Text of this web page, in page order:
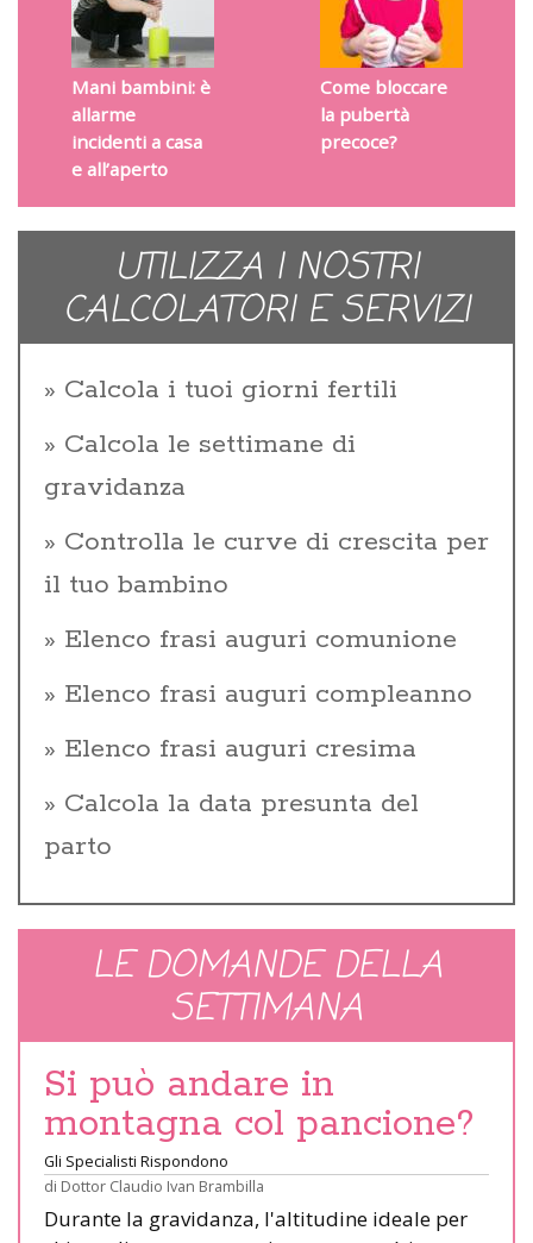
Mani bambini: è
allarme
incidenti a casa
e all’aperto
Come bloccare
la pubertà
precoce?
UTILIZZA I NOSTRI
CALCOLATORI E SERVIZI
Calcola i tuoi giorni fertili
Calcola le settimane di
gravidanza
Controlla le curve di crescita per
il tuo bambino
Elenco frasi auguri comunione
Elenco frasi auguri compleanno
Elenco frasi auguri cresima
Calcola la data presunta del
parto
LE DOMANDE DELLA
SETTIMANA
Si può andare in
montagna col pancione?
Gli Specialisti Rispondono
di Dottor Claudio Ivan Brambilla
Durante la gravidanza, l'altitudine ideale per